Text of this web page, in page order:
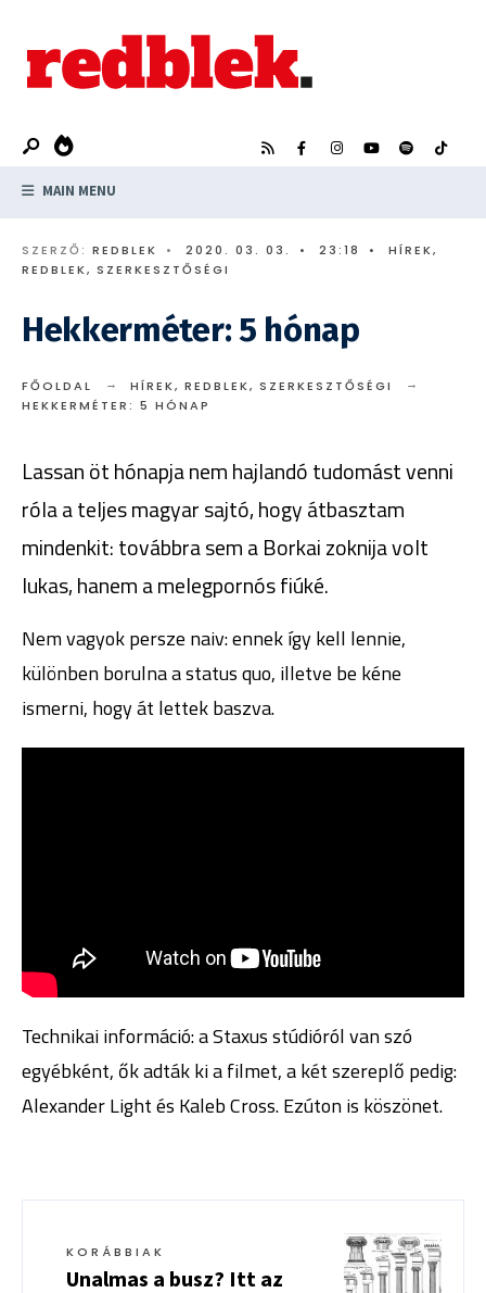
content
MAIN MENU
SZERZŐ: REDBLEK • 2020. 03. 03. • 23:18 • HÍREK,
REDBLEK, SZERKESZTŐSÉGI
Hekkerméter: 5 hónap
FŐOLDAL HÍREK, REDBLEK, SZERKESZTŐSÉGI
HEKKERMÉTER: 5 HÓNAP
Lassan öt hónapja nem hajlandó tudomást venni
róla a teljes magyar sajtó, hogy átbasztam
mindenkit: továbbra sem a Borkai zoknija volt
lukas, hanem a melegpornós fiúké.
Nem vagyok persze naiv: ennek így kell lennie,
különben borulna a status quo, illetve be kéne
ismerni, hogy át lettek baszva.
Technikai információ: a Staxus stúdióról van szó
egyébként, ők adták ki a filmet, a két szereplő pedig:
Alexander Light és Kaleb Cross. Ezúton is köszönet.
KORÁBBIAK
Unalmas a busz? Itt az